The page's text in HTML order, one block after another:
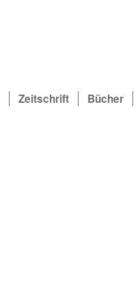
Zeitschrift Bücher